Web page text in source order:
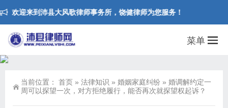
欢迎来到沛县大风歌律师事务所，饶健律师为您服务！
菜单
当前位置： 首页 » 法律知识 » 婚姻家庭纠纷 » 婚调解约定一
周可以探望一次，对方拒绝履行，能否再次就探望权起诉？